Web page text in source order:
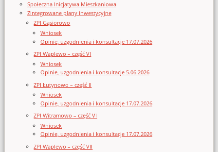
Społeczna Inicjatywa Mieszkaniowa
Zintegrowane plany inwestycyjne
ZPI Gąsiorowo
Wniosek
Opinie, uzgodnienia i konsultacje 17.07.2026
ZPI Waplewo – część VI
Wniosek
Opinie, uzgodnienia i konsultacje 5.06.2026
ZPI Łutynowo – część II
Wniosek
Opinie, uzgodnienia i konsultacje 17.07.2026
ZPI Witramowo – część VI
Wniosek
Opinie, uzgodnienia i konsultacje 17.07.2026
ZPI Waplewo – część VII